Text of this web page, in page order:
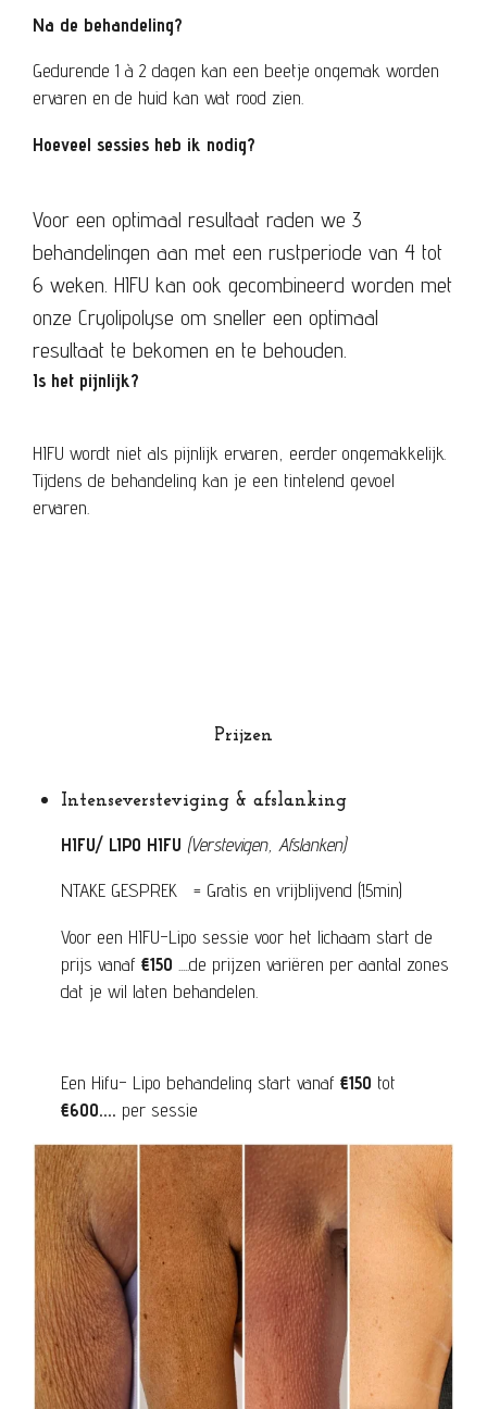
Na de behandeling?
Gedurende 1 à 2 dagen kan een beetje ongemak worden
ervaren en de huid kan wat rood zien.
Hoeveel sessies heb ik nodig?
Voor een optimaal resultaat raden we 3
behandelingen aan met een rustperiode van 4 tot
6 weken. HIFU kan ook gecombineerd worden met
onze Cryolipolyse om sneller een optimaal
resultaat te bekomen en te behouden.
Is het pijnlijk?
HIFU wordt niet als pijnlijk ervaren, eerder ongemakkelijk.
Tijdens de behandeling kan je een tintelend gevoel
ervaren.
Prijzen
Intenseversteviging & afslanking
HIFU/ LIPO HIFU (Verstevigen, Afslanken)
NTAKE GESPREK = Gratis en vrijblijvend (15min)
Voor een HIFU-Lipo sessie voor het lichaam start de
prijs vanaf €150 .....de prijzen variëren per aantal zones
dat je wil laten behandelen.
Een Hifu- Lipo behandeling start vanaf €150 tot
€600.... per sessie